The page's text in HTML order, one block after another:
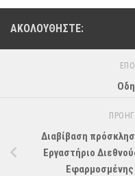
ΑΚΟΛΟΥΘΉΣΤΕ:
Διαβίβαση
Εργαστήριο
Εφαρμοσμένης